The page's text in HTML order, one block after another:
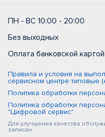
ПН - ВС 10:00 - 20:00
Без выходных
Оплата банковской картой
Правила и условия на
сервисном центре типовые
Политика обработки
Политика обработки
"Цифровой сервис"
Для улучшения качества
записан